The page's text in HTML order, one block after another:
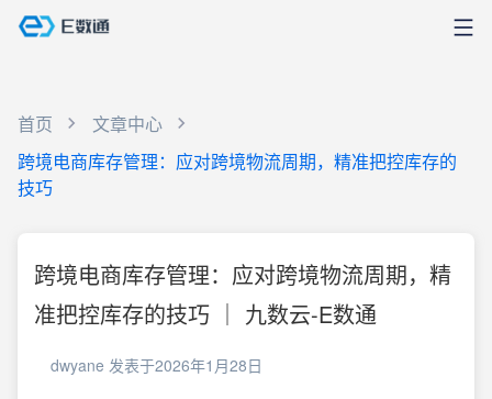
首页
文章中心
跨境电商库存管理：应对跨境物流周期，精准把控库存的
技巧
跨境电商库存管理：应对跨境物流周期，精
准把控库存的技巧 ｜ 九数云-E数通
dwyane 发表于2026年1月28日